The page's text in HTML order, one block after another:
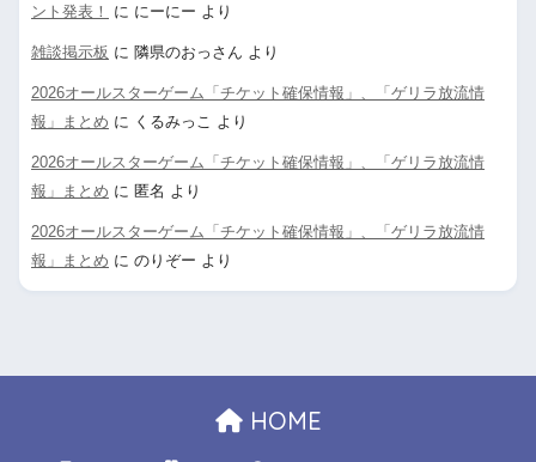
ント発表！
に にーにー より
雑談掲示板 に 隣県のおっさん より
2026オールスターゲーム「チケット確保情報」、「ゲリラ放流情
報」まとめ に くるみっこ より
2026オールスターゲーム「チケット確保情報」、「ゲリラ放流情
報」まとめ に 匿名 より
2026オールスターゲーム「チケット確保情報」、「ゲリラ放流情
報」まとめ に のりぞー より
HOME